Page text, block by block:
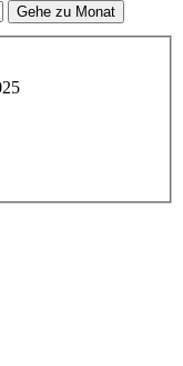
Gehe zu Monat